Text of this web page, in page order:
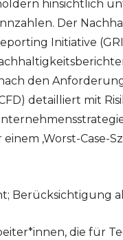
hinsichtlich
Der
Initiative
den
detailliert mit
‚Worst-Case-
Berücksichtigung
die für